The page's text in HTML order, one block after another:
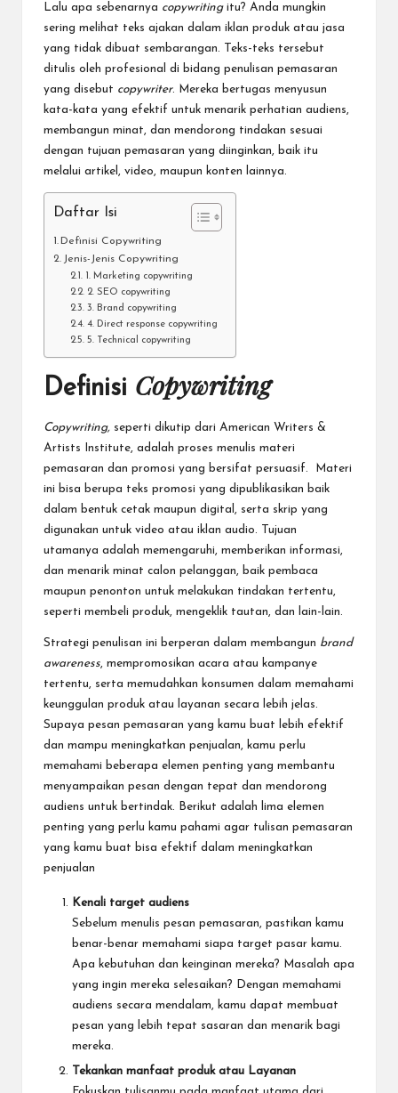
Lalu apa sebenarnya copywriting itu? Anda mungkin
sering melihat teks ajakan dalam iklan produk atau jasa
yang tidak dibuat sembarangan. Teks-teks tersebut
ditulis oleh profesional di bidang penulisan pemasaran
yang disebut copywriter. Mereka bertugas menyusun
kata-kata yang efektif untuk menarik perhatian audiens,
membangun minat, dan mendorong tindakan sesuai
dengan tujuan pemasaran yang diinginkan, baik itu
melalui artikel, video, maupun konten lainnya.
Daftar Isi
Definisi Copywriting
Jenis-Jenis Copywriting
1. Marketing copywriting
2. SEO copywriting
3. Brand copywriting
4. Direct response copywriting
5. Technical copywriting
Definisi Copywriting
Copywriting, seperti dikutip dari American Writers &
Artists Institute, adalah proses menulis materi
pemasaran dan promosi yang bersifat persuasif. Materi
ini bisa berupa teks promosi yang dipublikasikan baik
dalam bentuk cetak maupun digital, serta skrip yang
digunakan untuk video atau iklan audio. Tujuan
utamanya adalah memengaruhi, memberikan informasi,
dan menarik minat calon pelanggan, baik pembaca
maupun penonton untuk melakukan tindakan tertentu,
seperti membeli produk, mengeklik tautan, dan lain-lain.
Strategi penulisan ini berperan dalam membangun brand
awareness, mempromosikan acara atau kampanye
tertentu, serta memudahkan konsumen dalam memahami
keunggulan produk atau layanan secara lebih jelas.
Supaya pesan pemasaran yang kamu buat lebih efektif
dan mampu meningkatkan penjualan, kamu perlu
memahami beberapa elemen penting yang membantu
menyampaikan pesan dengan tepat dan mendorong
audiens untuk bertindak. Berikut adalah lima elemen
penting yang perlu kamu pahami agar tulisan pemasaran
yang kamu buat bisa efektif dalam meningkatkan
penjualan
Kenali target audiens
Sebelum menulis pesan pemasaran, pastikan kamu
benar-benar memahami siapa target pasar kamu.
Apa kebutuhan dan keinginan mereka? Masalah apa
yang ingin mereka selesaikan? Dengan memahami
audiens secara mendalam, kamu dapat membuat
pesan yang lebih tepat sasaran dan menarik bagi
mereka.
Tekankan manfaat produk atau Layanan